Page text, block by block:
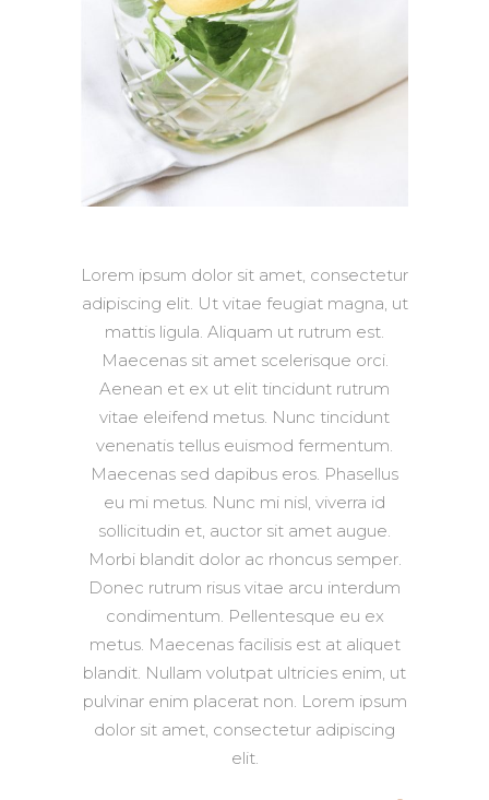
Lorem ipsum dolor sit amet, consectetur
adipiscing elit. Ut vitae feugiat magna, ut
mattis ligula. Aliquam ut rutrum est.
Maecenas sit amet scelerisque orci.
Aenean et ex ut elit tincidunt rutrum
vitae eleifend metus. Nunc tincidunt
venenatis tellus euismod fermentum.
Maecenas sed dapibus eros. Phasellus
eu mi metus. Nunc mi nisl, viverra id
sollicitudin et, auctor sit amet augue.
Morbi blandit dolor ac rhoncus semper.
Donec rutrum risus vitae arcu interdum
condimentum. Pellentesque eu ex
metus. Maecenas facilisis est at aliquet
blandit. Nullam volutpat ultricies enim, ut
pulvinar enim placerat non. Lorem ipsum
dolor sit amet, consectetur adipiscing
elit.